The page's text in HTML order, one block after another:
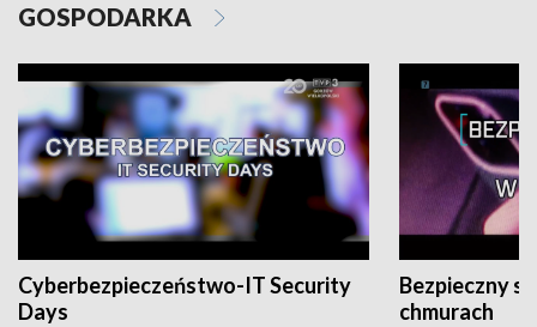
GOSPODARKA
Cyberbezpieczeństwo-IT Security
Days
Bezpieczny
chmurach